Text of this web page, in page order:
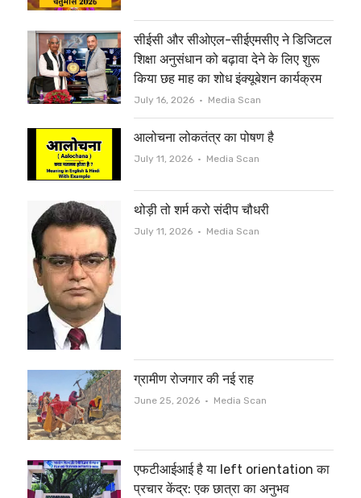
r
o
k
सीईसी और सीओएल-सीईएमसीए ने डिजिटल
शिक्षा अनुसंधान को बढ़ावा देने के लिए शुरू
किया छह माह का शोध इंक्यूबेशन कार्यक्रम
July 16, 2026 Author
Media Scan
आलोचना लोकतंत्र का पोषण है
July 11, 2026 Author
Media Scan
थोड़ी तो शर्म करो संदीप चौधरी
July 11, 2026 Author
Media Scan
ग्रामीण रोजगार की नई राह
June 25, 2026 Author
Media Scan
एफटीआईआई है या left orientation का
प्रचार केंद्र: एक छात्रा का अनुभव